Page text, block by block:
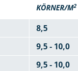
KÖRNER/M2
8,5
9,5 - 10,0
9,5 - 10,0